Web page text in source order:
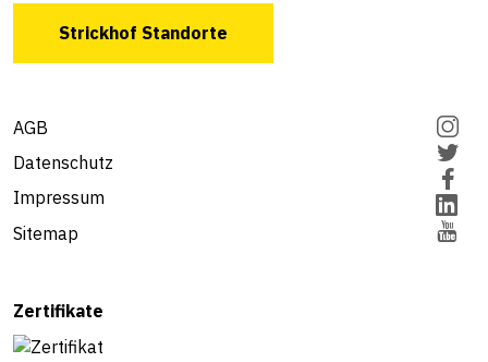
Strickhof Standorte
AGB
Datenschutz
Impressum
Sitemap
Zertifikate